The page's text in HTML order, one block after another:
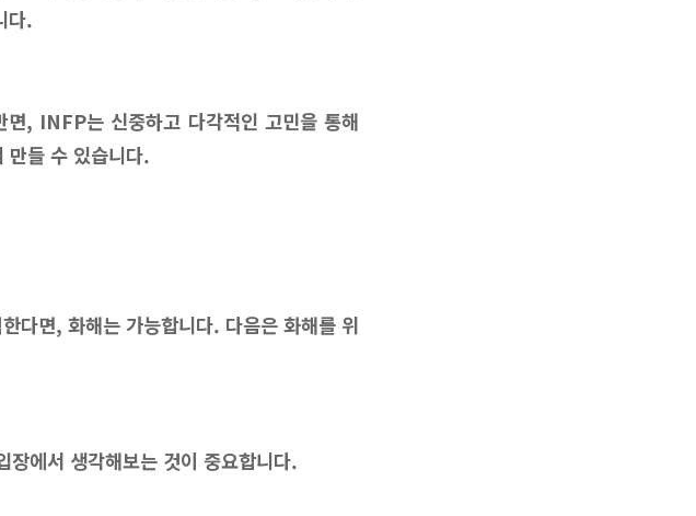
다.
, INFP는 신중하고 다각적인 고민을 통해
만들 수 있습니다.
다면, 화해는 가능합니다. 다음은 화해를 위
에서 생각해보는 것이 중요합니다.